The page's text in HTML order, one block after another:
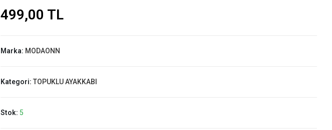
499,00 TL
Marka: MODAONN
Kategori: TOPUKLU AYAKKABI
Stok: 5